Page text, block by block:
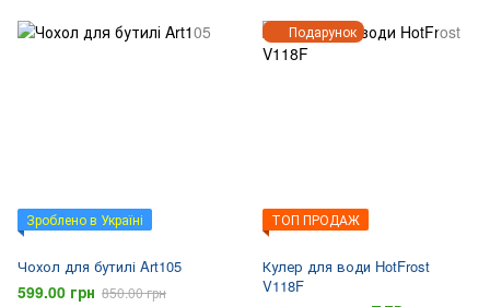
Зроблено в Україні
Чохол для бутилі Art105
599.00 грн 850.00 грн
Подарунок
ТОП ПРОДАЖ
Кулер для води HotFrost
V118F